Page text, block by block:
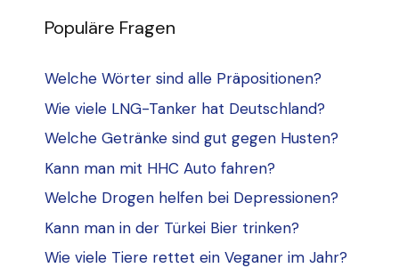
Populäre Fragen
Welche Wörter sind alle Präpositionen?
Wie viele LNG-Tanker hat Deutschland?
Welche Getränke sind gut gegen Husten?
Kann man mit HHC Auto fahren?
Welche Drogen helfen bei Depressionen?
Kann man in der Türkei Bier trinken?
Wie viele Tiere rettet ein Veganer im Jahr?